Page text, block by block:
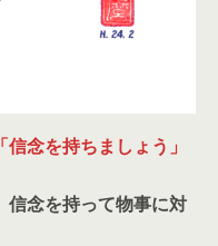
「信念を持ちましょう」
信念を持って物事に対